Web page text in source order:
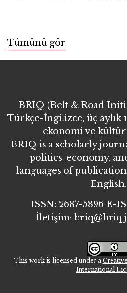
Tümünü gör
BRIQ (Belt & Road
Türkçe-İngilizce, üç aylık
ekonomi ve
BRIQ is a scholarly
politics, economy,
languages of
English.
ISSN: 2687-5896 E-
İletişim:
This work is licensed under a
International